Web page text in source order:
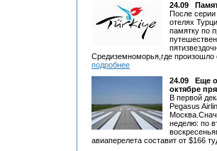
24.09
После серии
отелях
памятку по
Средиземноморья,где произошло
подробнее
24.09
Еще
октябре
В первой
Pegasus
неделю: по
авиаперелета составит от $166